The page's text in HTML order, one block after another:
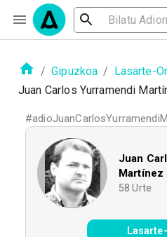
/ Gipuzkoa / Lasarte-
Juan Carlos Yurramendi
#
Juan
Martínez
58 Urte